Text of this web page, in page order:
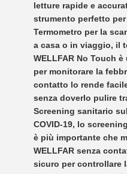
letture rapide e
strumento perfetto
Termometro per la
a casa o in viaggio, il
WELLFAR No Touch
per monitorare la
contatto lo rende
senza doverlo pulire
Screening sanitario
COVID-19, lo
è più importante che
WELLFAR senza
sicuro per controllare